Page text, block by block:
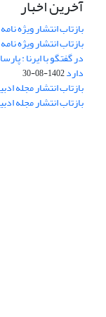
آخرین اخبار
بازتاب انتشار ویژه
بازتاب انتشار ویژه
در گفتگو با ایرنا :
دارد1402-08-30
بازتاب انتشار مجله
بازتاب انتشار مجله